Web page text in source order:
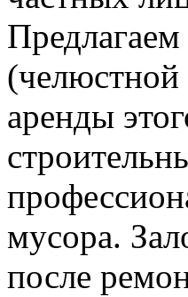
аренды
мусора.
после